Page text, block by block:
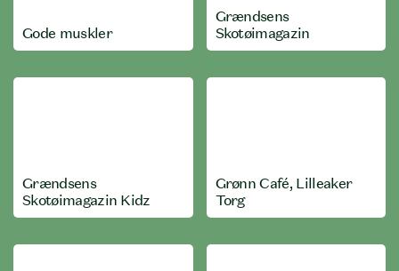
Gode muskler
Grændsens
Skotøimagazin
Grændsens
Skotøimagazin Kidz
Grønn Café, Lilleaker
Torg